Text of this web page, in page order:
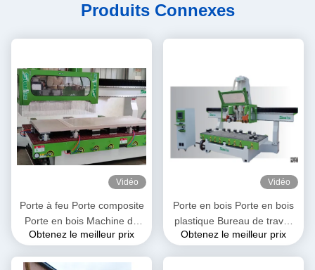
Produits Connexes
Vidéo
Porte à feu Porte composite
Porte en bois Machine de
sculpture de porte
Obtenez le meilleur prix
Vidéo
Porte en bois Porte en bois
plastique Bureau de travail
Centre de traitement
Obtenez le meilleur prix